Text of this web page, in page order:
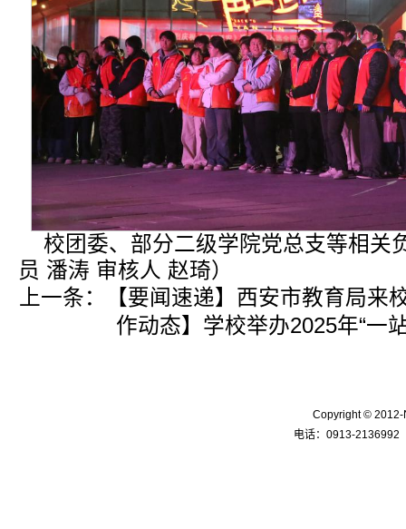
校团委、部分二级学院党总支等相关
员 潘涛 审核人 赵琦）
上一条：
【要闻速递】西安市教育局来
作动态】学校举办2025年“一
Copyright © 2012-
电话：0913-